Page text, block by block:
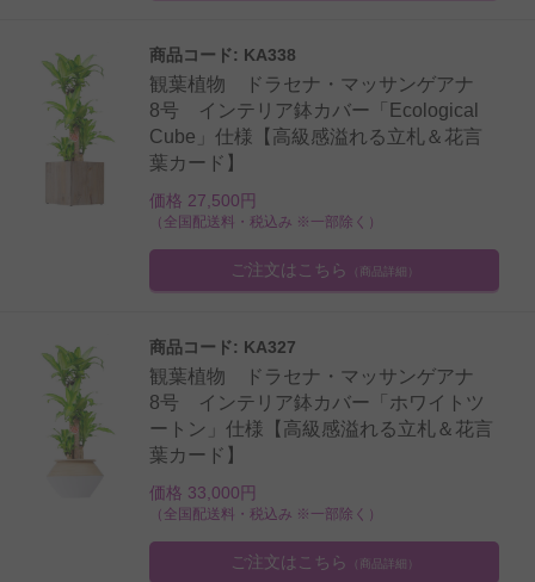
商品コード: KA338
観葉植物 ドラセナ・マッサンゲアナ
8号 インテリア鉢カバー「Ecological
Cube」仕様【高級感溢れる立札＆花言
葉カード】
価格 27,500円
（全国配送料・税込み ※一部除く）
ご注文はこちら （商品詳細）
商品コード: KA327
観葉植物 ドラセナ・マッサンゲアナ
8号 インテリア鉢カバー「ホワイトツ
ートン」仕様【高級感溢れる立札＆花言
葉カード】
価格 33,000円
（全国配送料・税込み ※一部除く）
ご注文はこちら （商品詳細）